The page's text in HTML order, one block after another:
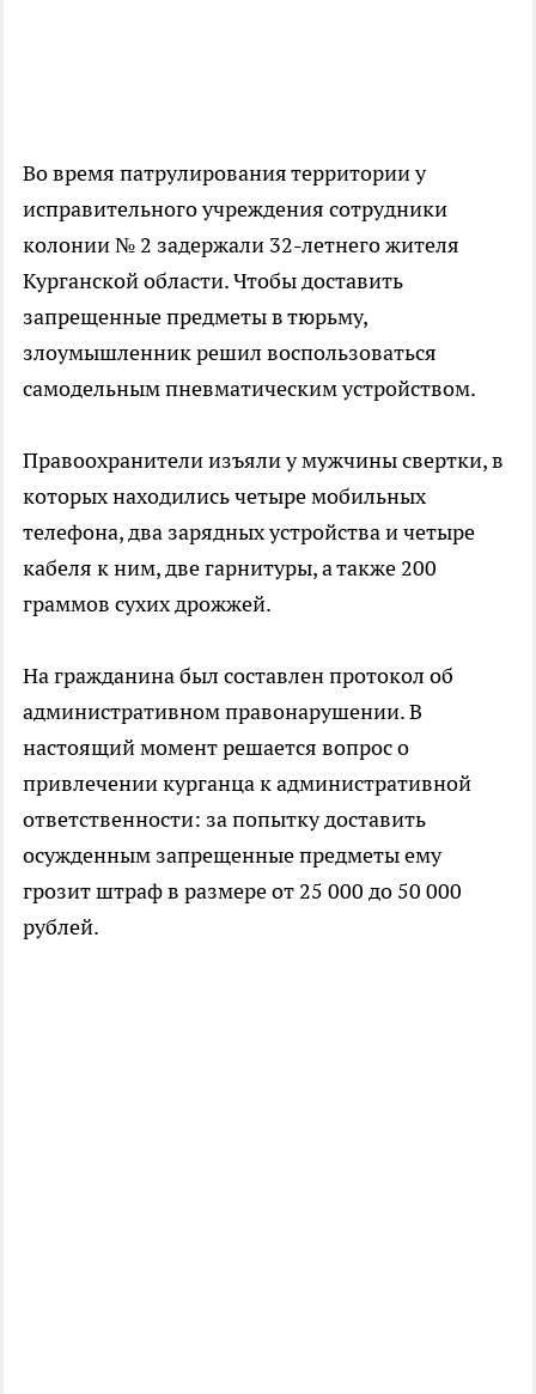
Во время патрулирования территории у
исправительного учреждения сотрудники
колонии № 2 задержали 32-летнего жителя
Курганской области. Чтобы доставить
запрещенные предметы в тюрьму,
злоумышленник решил воспользоваться
самодельным пневматическим устройством.
Правоохранители изъяли у мужчины свертки, в
которых находились четыре мобильных
телефона, два зарядных устройства и четыре
кабеля к ним, две гарнитуры, а также 200
граммов сухих дрожжей.
На гражданина был составлен протокол об
административном правонарушении. В
настоящий момент решается вопрос о
привлечении курганца к административной
ответственности: за попытку доставить
осужденным запрещенные предметы ему
грозит штраф в размере от 25 000 до 50 000
рублей.